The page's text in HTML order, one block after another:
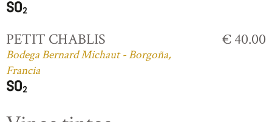
PETIT CHABLIS
Bodega Bernard Michaut - Borgoña,
Francia
€ 40.00